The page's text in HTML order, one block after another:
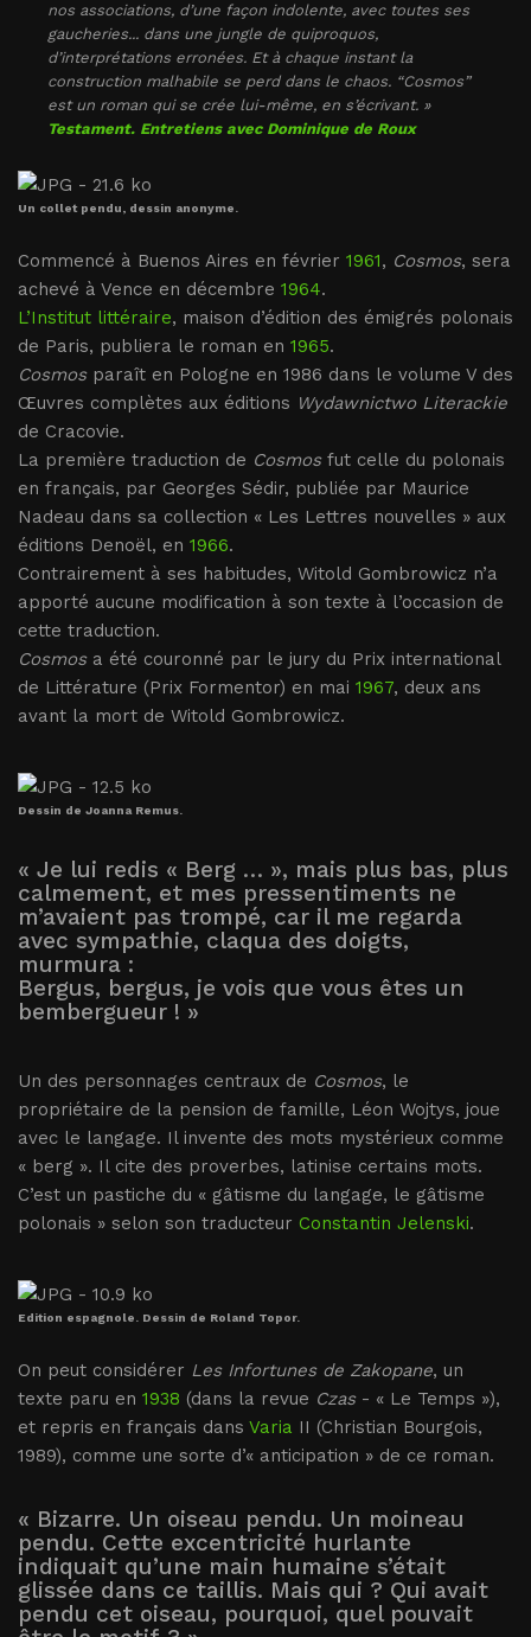
nos associations, d’une façon indolente, avec toutes ses
gaucheries... dans une jungle de quiproquos,
d’interprétations erronées. Et à chaque instant la
construction malhabile se perd dans le chaos. “Cosmos”
est un roman qui se crée lui-même, en s’écrivant. »
Testament. Entretiens avec Dominique de Roux
Un collet pendu, dessin anonyme.
Commencé à Buenos Aires en février 1961, Cosmos, sera
achevé à Vence en décembre 1964.
L’Institut littéraire, maison d’édition des émigrés polonais
de Paris, publiera le roman en 1965.
Cosmosparaît en Pologne en 1986 dans le volume V des
Œuvres complètes aux éditions Wydawnictwo Literackie
de Cracovie.
La première traduction de Cosmosfut celle du polonais
en français, par Georges Sédir, publiée par Maurice
Nadeau dans sa collection « Les Lettres nouvelles » aux
éditions Denoël, en 1966.
Contrairement à ses habitudes, Witold Gombrowicz n’a
apporté aucune modification à son texte à l’occasion de
cette traduction.
Cosmosa été couronné par le jury du Prix international
de Littérature (Prix Formentor) en mai 1967, deux ans
avant la mort de Witold Gombrowicz.
Dessin de Joanna Remus.
« Je lui redis « Berg … », mais plus bas, plus
calmement, et mes pressentiments ne
m’avaient pas trompé, car il me regarda
avec sympathie, claqua des doigts,
murmura :
Bergus, bergus, je vois que vous êtes un
bembergueur ! »
Un des personnages centraux de Cosmos, le
propriétaire de la pension de famille, Léon Wojtys, joue
avec le langage. Il invente des mots mystérieux comme
« berg ». Il cite des proverbes, latinise certains mots.
C’est un pastiche du « gâtisme du langage, le gâtisme
polonais » selon son traducteur Constantin Jelenski.
Edition espagnole. Dessin de Roland Topor.
On peut considérer Les Infortunes de Zakopane, un
texte paru en 1938 (dans la revue Czas- « Le Temps »),
et repris en français dans Varia II (Christian Bourgois,
1989), comme une sorte d’« anticipation » de ce roman.
« Bizarre. Un oiseau pendu. Un moineau
pendu. Cette excentricité hurlante
indiquait qu’une main humaine s’était
glissée dans ce taillis. Mais qui ? Qui avait
pendu cet oiseau, pourquoi, quel pouvait